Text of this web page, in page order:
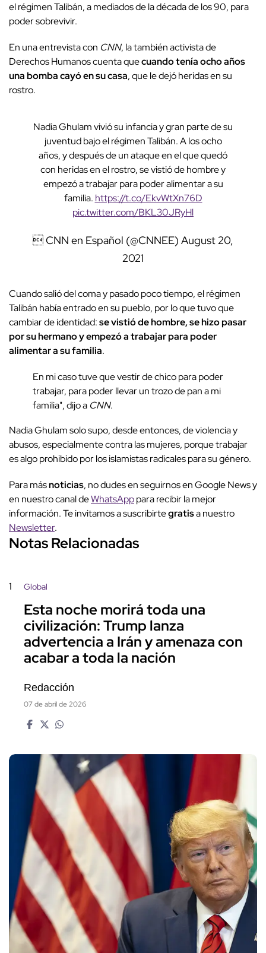
el régimen Talibán, a mediados de la década de los 90, para
poder sobrevivir.
En una entrevista con CNN, la también activista de
Derechos Humanos cuenta quecuando tenía ocho años
una bomba cayó en su casa, que le dejó heridas en su
rostro.
Nadia Ghulam vivió su infancia y gran parte de su
juventud bajo el régimen Talibán. A los ocho
años, y después de un ataque en el que quedó
con heridas en el rostro, se vistió de hombre y
empezó a trabajar para poder alimentar a su
familia. https://t.co/EkvWtXn76D
pic.twitter.com/BKL30JRyHl
 CNN en Español (@CNNEE) August 20,
2021
Cuando salió del coma y pasado poco tiempo, el régimen
Talibán había entrado en su pueblo, por lo que tuvo que
cambiar de identidad:se vistió de hombre, se hizo pasar
por su hermano y empezó a trabajar para poder
alimentar a su familia.
En mi caso tuve que vestir de chico para poder
trabajar, para poder llevar un trozo de pan a mi
familia", dijo a CNN.
Nadia Ghulam solo supo, desde entonces, de violencia y
abusos, especialmente contra las mujeres, porque trabajar
es algo prohibido por los islamistas radicales para su género.
Para másnoticias, no dudes en seguirnos en Google News y
en nuestro canal deWhatsApppara recibir la mejor
información. Te invitamos a suscribirtegratisa nuestro
Newsletter.
Notas Relacionadas
1 Global
Esta noche morirá toda una
civilización: Trump lanza
advertencia a Irán y amenaza con
acabar a toda la nación
Redacción
07 de abril de 2026